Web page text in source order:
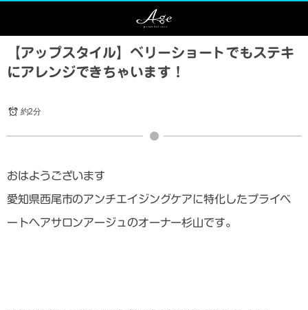
【アップスタイル】ベリーショートでもステキ
にアレンジできちゃいます！
約2分
おはようございます
愛知県西尾市のアンチエイジングケアに特化したプライベ
ートヘアサロンアージュのオーナー杉山です。